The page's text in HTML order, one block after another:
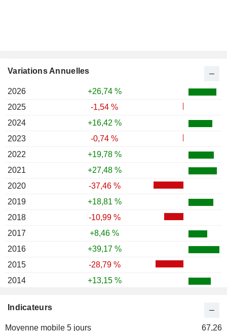
Indicateurs
Moyenne mobile 5 jours
67,26
Variations Annuelles
2026
+26,74 %
2025
-1,54 %
2024
+16,42 %
2023
-0,74 %
2022
+19,78 %
2021
+27,48 %
2020
-37,46 %
2019
+18,81 %
2018
-10,99 %
2017
+8,46 %
2016
+39,17 %
2015
-28,79 %
2014
+13,15 %
2012
2011
+37,31 %